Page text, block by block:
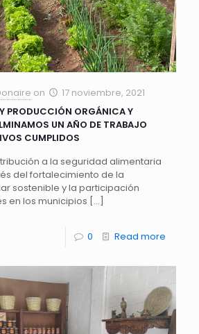
on
17 noviembre, 2021
PRODUCCIÓN ORGÁNICA Y
UN AÑO DE TRABAJO
CUMPLIDOS
a la seguridad alimentaria
del fortalecimiento de la
sostenible y la participación
en los municipios […]
0 Read more